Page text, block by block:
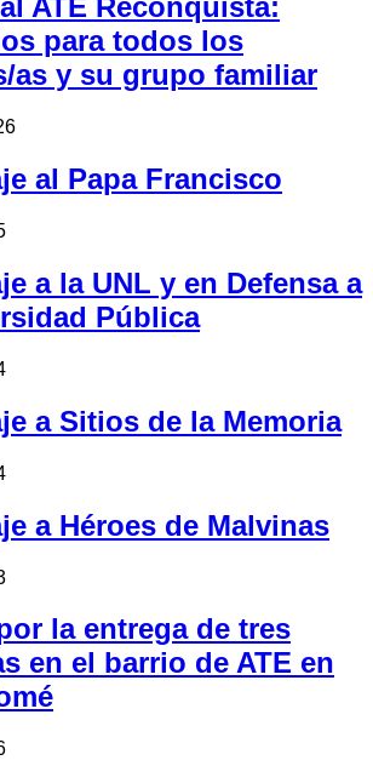
ATE Reconquista:
para todos los
as y su grupo familiar
al Papa Francisco
a la UNL y en Defensa a
Pública
a Sitios de la Memoria
a Héroes de Malvinas
la entrega de tres
en el barrio de ATE en